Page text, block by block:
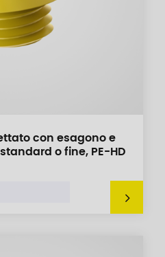
con esagono e
o fine, PE-HD